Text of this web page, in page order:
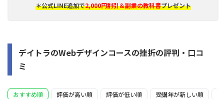
＊公式LINE追加で2,000円割引＆副業の教科書プレゼント
デイトラのWebデザインコースの挫折の評判・口コ
ミ
おすすめ順 評価が高い順 評価が低い順 受講年が新しい順